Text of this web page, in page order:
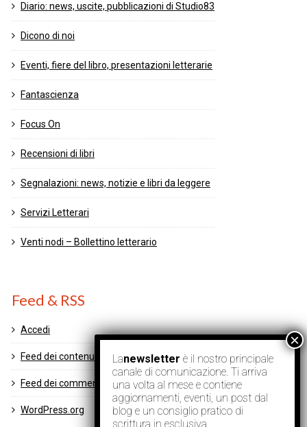
Diario: news, uscite, pubblicazioni di Studio83
Dicono di noi
Eventi, fiere del libro, presentazioni letterarie
Fantascienza
Focus On
Recensioni di libri
Segnalazioni: news, notizie e libri da leggere
Servizi Letterari
Venti nodi – Bollettino letterario
Feed & RSS
Accedi
Feed dei contenuti
Feed dei commenti
WordPress.org
Lanewsletter è il nostro principale
canale di comunicazione. Ti arriva
una volta al mese e contiene
aggiornamenti, eventi, un post dal
blog e un consiglio pratico di
scrittura in esclusiva.